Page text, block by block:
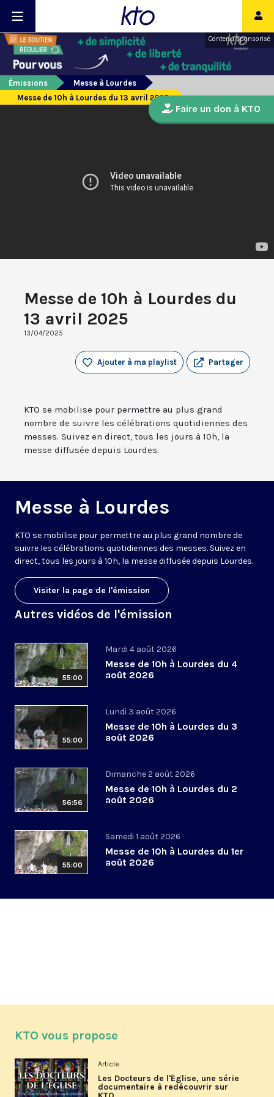
Contenu sponsorisé
Émissions
Messe à Lourdes
Messe de 10h à Lourdes du 13 avril 2025
Messe de 10h à Lourdes du
13 avril 2025
13/04/2025
Partager
Ajouter à ma playlist
KTO se mobilise pour permettre au plus grand
nombre de suivre les célébrations quotidiennes des
messes. Suivez en direct, tous les jours à 10h, la
messe diffusée depuis Lourdes.
Messe à Lourdes
KTO se mobilise pour permettre au plus grand nombre de
suivre les célébrations quotidiennes des messes. Suivez en
direct, tous les jours à 10h, la messe diffusée depuis Lourdes.
Visiter la page de l'émission
Autres vidéos de l'émission
55:00
Mardi 4 août 2026
Messe de 10h à Lourdes du 4
août 2026
55:00
Lundi 3 août 2026
Messe de 10h à Lourdes du 3
août 2026
56:56
Dimanche 2 août 2026
Messe de 10h à Lourdes du 2
août 2026
55:00
Samedi 1 août 2026
Messe de 10h à Lourdes du 1er
août 2026
Faire un don à KTO
KTO vous propose
Article
Les Docteurs de l'Église, une série
documentaire à redécouvrir sur